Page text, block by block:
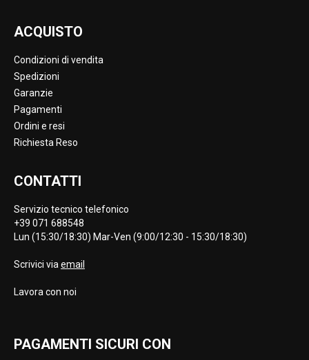
ACQUISTO
Condizioni di vendita
Spedizioni
Garanzie
Pagamenti
Ordini e resi
Richiesta Reso
CONTATTI
Servizio tecnico telefonico
+39 071 688548
Lun (15:30/18:30) Mar-Ven (9:00/12:30 - 15:30/18:30)
Scrivici via email
Lavora con noi
PAGAMENTI SICURI CON